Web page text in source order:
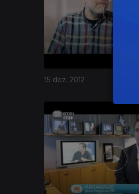
15 dez. 2012